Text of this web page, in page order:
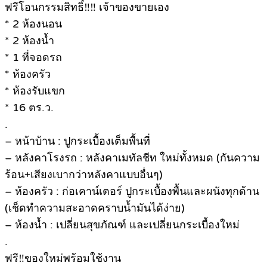
ฟรีโอนกรรมสิทธิ์‼️‼️ เจ้าของขายเอง
* 2 ห้องนอน
* 2 ห้องน้ำ
* 1 ที่จอดรถ
* ห้องครัว
* ห้องรับแขก
* 16 ตร.ว.
.
– หน้าบ้าน : ปูกระเบื้องเต็มพื้นที่
– หลังคาโรงรถ : หลังคาเมทัลชีท ใหม่ทั้งหมด (กันความ
ร้อน+เสียงเบากว่าหลังคาแบบอื่นๆ)
– ห้องครัว : ก่อเคาน์เตอร์ ปูกระเบื้องพื้นและผนังทุกด้าน
(เช็ดทำความสะอาดคราบน้ำมันได้ง่าย)
– ห้องน้ำ : เปลี่ยนสุขภัณฑ์ และเปลี่ยนกระเบื้องใหม่
.
ฟรี‼️ของใหม่พร้อมใช้งาน